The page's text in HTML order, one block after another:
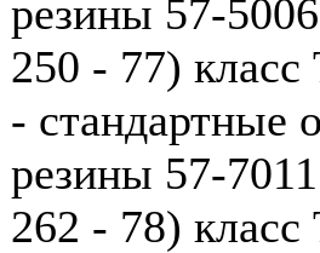
резины 57-
250 - 77)
- стандартные
резины 57-
262 - 78)